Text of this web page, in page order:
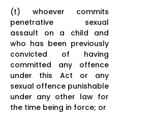
(t) whoever commits
penetrative sexual
assault on a child and
who has been previously
convicted of having
committed any offence
under this Act or any
sexual offence punishable
under any other law for
the time being in force; or